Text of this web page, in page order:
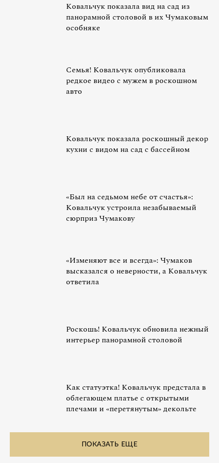
Ковальчук показала вид на сад из
панорамной столовой в их Чумаковым
особняке
Семья! Ковальчук опубликовала
редкое видео с мужем в роскошном
авто
Ковальчук показала роскошный декор
кухни с видом на сад с бассейном
«Был на седьмом небе от счастья»:
Ковальчук устроила незабываемый
сюрприз Чумакову
«Изменяют все и всегда»: Чумаков
высказался о неверности, а Ковальчук
ответила
Роскошь! Ковальчук обновила нежный
интерьер панорамной столовой
Как статуэтка! Ковальчук предстала в
облегающем платье с открытыми
плечами и «перетянутым» декольте
ПОКАЗАТЬ ЕЩЕ